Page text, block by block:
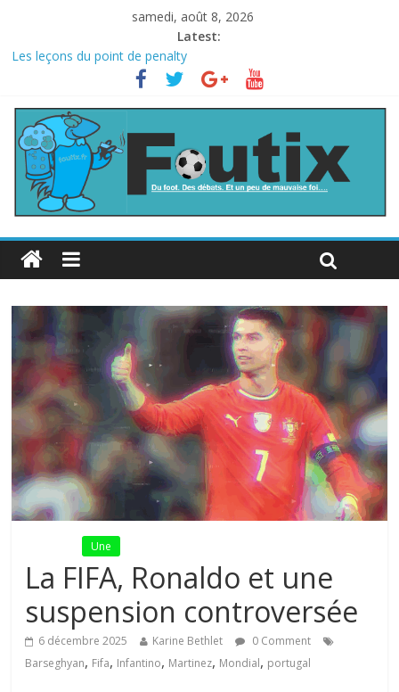
samedi, août 8, 2026
Latest:
Les leçons du point de penalty
Le football italien retombe dans le chaos
La FIFA veut vendre une part de la Coupe du monde à des fonds
privés, la planète football s’insurge
Les curiosités de la Coupe du monde
L’Inde et la Chine, trop mauvais au football ?
Une
La FIFA, Ronaldo et une
suspension controversée
6 décembre 2025 Karine Bethlet
0 Comment
Barseghyan, Fifa, Infantino, Martinez, Mondial, portugal